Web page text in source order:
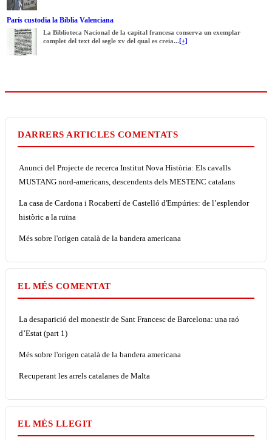
París custodia la Bíblia Valenciana
La Biblioteca Nacional de la capital francesa conserva un exemplar
complet del text del segle xv del qual es creia... [+]
DARRERS ARTICLES COMENTATS
Anunci del Projecte de recerca Institut Nova Història: Els cavalls
MUSTANG nord-americans, descendents dels MESTENC catalans
La casa de Cardona i Rocabertí de Castelló d'Empúries: de l’esplendor
històric a la ruïna
Més sobre l'origen català de la bandera americana
EL MÉS COMENTAT
La desaparició del monestir de Sant Francesc de Barcelona: una raó
d’Estat (part 1)
Més sobre l'origen català de la bandera americana
Recuperant les arrels catalanes de Malta
EL MÉS LLEGIT